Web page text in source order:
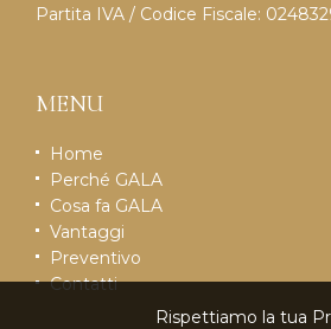
Partita IVA / Codice Fiscale:
MENU
Home
Perché GALA
Cosa fa GALA
Vantaggi
Preventivo
Contatti
Rispettiamo la tua